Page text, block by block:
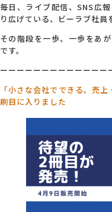
毎日、ライブ配信、SNS広
り広げている、ビーラブ社員
その階段を一歩、一歩をあ
です。
ーーーーーーーーーーーーー
「小さな会社でできる。売
刷目に入りました